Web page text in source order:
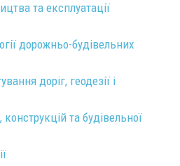
та експлуатації
дорожньо-будівельних
доріг, геодезії і
та будівельної